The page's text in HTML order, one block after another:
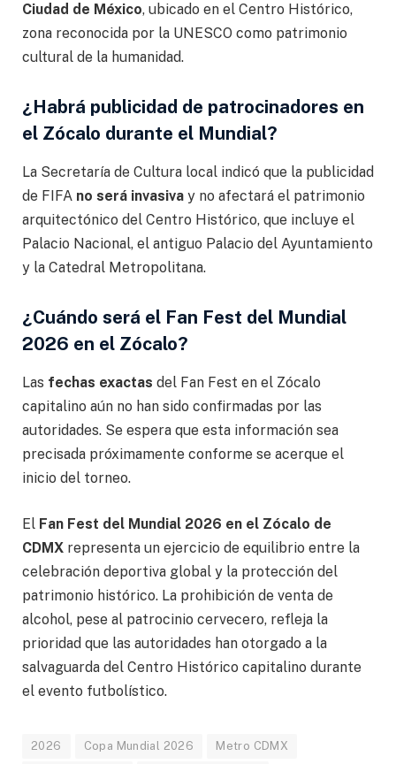
Ciudad de México, ubicado en el Centro Histórico,
zona reconocida por la UNESCO como patrimonio
cultural de la humanidad.
¿Habrá publicidad de patrocinadores en
el Zócalo durante el Mundial?
La Secretaría de Cultura local indicó que la publicidad
de FIFA no será invasiva y no afectará el patrimonio
arquitectónico del Centro Histórico, que incluye el
Palacio Nacional, el antiguo Palacio del Ayuntamiento
y la Catedral Metropolitana.
¿Cuándo será el Fan Fest del Mundial
2026 en el Zócalo?
Las fechas exactas del Fan Fest en el Zócalo
capitalino aún no han sido confirmadas por las
autoridades. Se espera que esta información sea
precisada próximamente conforme se acerque el
inicio del torneo.
El Fan Fest del Mundial 2026 en el Zócalo de
CDMX representa un ejercicio de equilibrio entre la
celebración deportiva global y la protección del
patrimonio histórico. La prohibición de venta de
alcohol, pese al patrocinio cervecero, refleja la
prioridad que las autoridades han otorgado a la
salvaguarda del Centro Histórico capitalino durante
el evento futbolístico.
2026 Copa Mundial 2026 Metro CDMX